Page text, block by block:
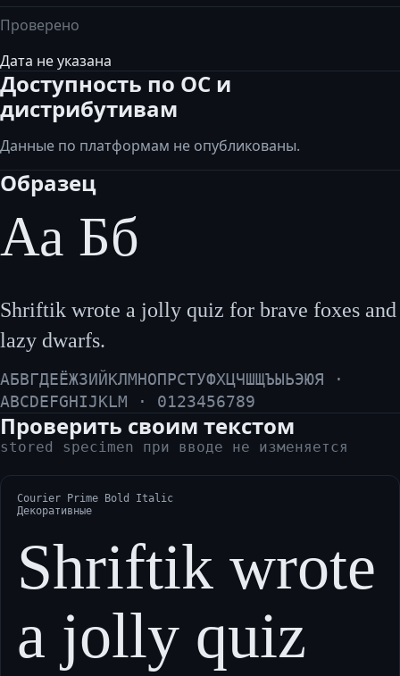
Проверено
Дата не указана
Доступность по ОС и
дистрибутивам
Данные по платформам не опубликованы.
Образец
Аа Бб
Shriftik wrote a jolly quiz for brave foxes and
lazy dwarfs.
АБВГДЕЁЖЗИЙКЛМНОПРСТУФХЦЧШЩЪЫЬЭЮЯ ·
ABCDEFGHIJKLM · 0123456789
Проверить своим текстом
stored specimen при вводе не изменяется
Courier Prime Bold Italic
Декоративные
Shriftik wrote
a jolly quiz